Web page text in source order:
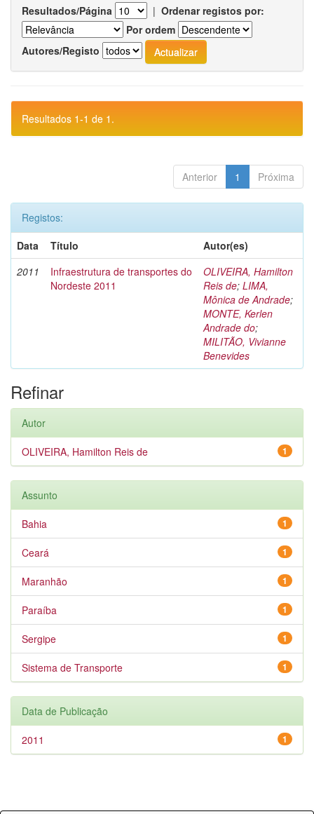
Resultados/Página | Ordenar registos por:
Por ordem
Autores/Registo
Resultados 1-1 de 1.
Anterior 1 Próxima
Registos:
Data
Título
Autor(es)
2011
Infraestrutura de transportes do
Nordeste 2011
OLIVEIRA, Hamilton
Reis de; LIMA,
Mônica de Andrade;
MONTE, Kerlen
Andrade do;
MILITÃO, Vivianne
Benevides
Refinar
Autor
1
OLIVEIRA, Hamilton Reis de
Assunto
1
Bahia
1
Ceará
1
Maranhão
1
Paraíba
1
Sergipe
1
Sistema de Transporte
Data de Publicação
1
2011